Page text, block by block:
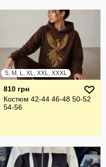
S, M, L, XL, XXL, XXXL
810 грн
Костюм 42-44 46-48 50-52
54-56